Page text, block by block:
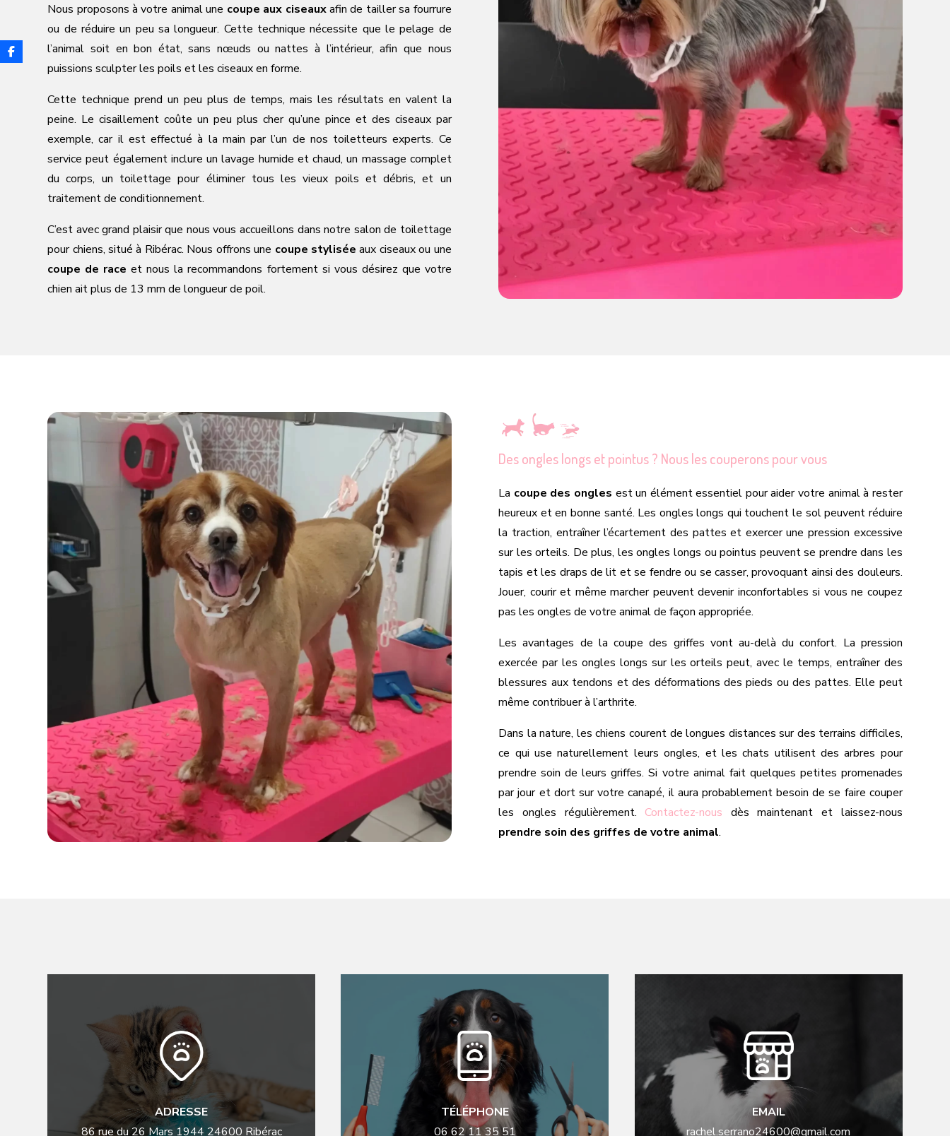
Nous proposons à votre animal une coupe aux ciseauxafin de tailler sa fourrure
ou de réduire un peu sa longueur. Cette technique nécessite que le pelage de
l’animal soit en bon état, sans nœuds ou nattes à l’intérieur, afin que nous
puissions sculpter les poils et les ciseaux en forme.
Cette technique prend un peu plus de temps, mais les résultats en valent la
peine. Le cisaillement coûte un peu plus cher qu’une pince et des ciseaux par
exemple, car il est effectué à la main par l’un de nos toiletteurs experts. Ce
service peut également inclure un lavage humide et chaud, un massage complet
du corps, un toilettage pour éliminer tous les vieux poils et débris, et un
traitement de conditionnement.
C’est avec grand plaisir que nous vous accueillons dans notre salon de toilettage
pour chiens, situé à Ribérac. Nous offrons une coupe stylisée aux ciseaux ou une
coupe de race et nous la recommandons fortement si vous désirez que votre
chien ait plus de 13 mm de longueur de poil.
Des ongles longs et pointus ? Nous les couperons pour vous
La coupe des ongles est un élément essentiel pour aider votre animal à rester
heureux et en bonne santé. Les ongles longs qui touchent le sol peuvent réduire
la traction, entraîner l’écartement des pattes et exercer une pression excessive
sur les orteils. De plus, les ongles longs ou pointus peuvent se prendre dans les
tapis et les draps de lit et se fendre ou se casser, provoquant ainsi des douleurs.
Jouer, courir et même marcher peuvent devenir inconfortables si vous ne coupez
pas les ongles de votre animal de façon appropriée.
Les avantages de la coupe des griffes vont au-delà du confort. La pression
exercée par les ongles longs sur les orteils peut, avec le temps, entraîner des
blessures aux tendons et des déformations des pieds ou des pattes. Elle peut
même contribuer à l’arthrite.
Dans la nature, les chiens courent de longues distances sur des terrains difficiles,
ce qui use naturellement leurs ongles, et les chats utilisent des arbres pour
prendre soin de leurs griffes. Si votre animal fait quelques petites promenades
par jour et dort sur votre canapé, il aura probablement besoin de se faire couper
les ongles régulièrement. Contactez-nous dès maintenant et laissez-nous
prendre soin des griffes de votre animal.
ADRESSE
86 rue du 26 Mars 1944 24600 Ribérac
TÉLÉPHONE
06 62 11 35 51
EMAIL
rachel.serrano24600@gmail.com